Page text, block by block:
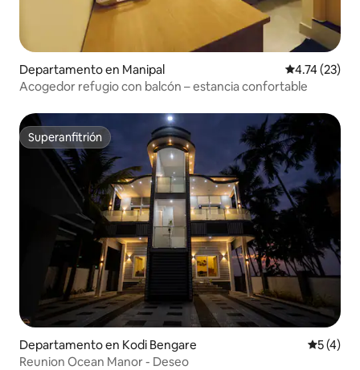
Departamento en Manipal Calificación
4.74 (23)
Acogedor refugio con balcón – estancia confortable
Superanfitrión
Superanfitrión
Departamento en Kodi Bengare
5 (4)
Reunion Ocean Manor - Deseo